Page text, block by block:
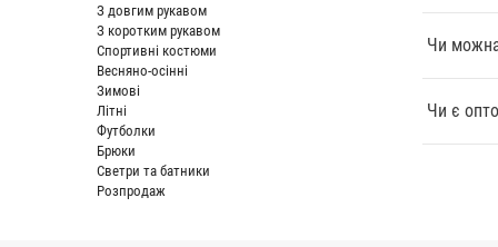
З довгим рукавом
З коротким рукавом
Спортивні костюми
Весняно-осінні
Зимові
Літні
Футболки
Брюки
Светри та батники
Розпродаж
До
Щодо
Чи
Чи є